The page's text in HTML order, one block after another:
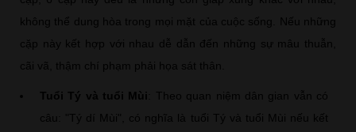
không thể dung hòa trong mọi mặt của cuộc sống. Nếu những
cặp này kết hợp với nhau dễ dẫn đến những sự mâu thuẫn,
cãi vã, thậm chí phạm phải họa sát thân.
Tuổi Tý và tuổi Mùi
: Theo quan niệm dân gian vẫn có
câu: "Tý dí Mùi", có nghĩa là tuổi Tý và tuổi Mùi nếu kết